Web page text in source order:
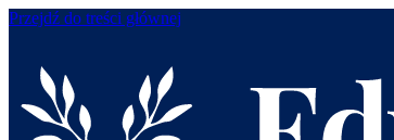
Przejdź do treści głównej